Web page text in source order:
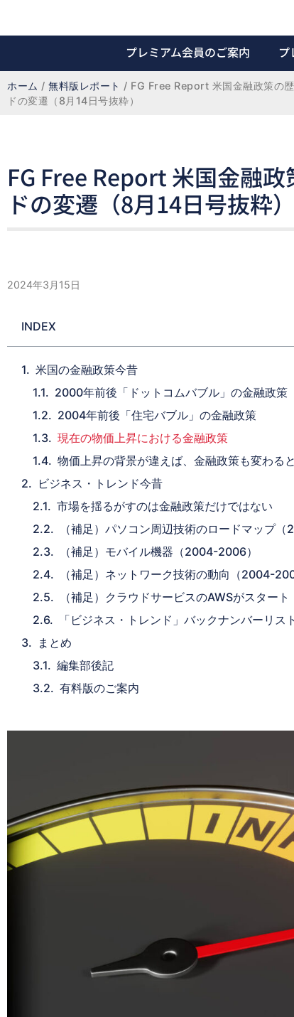
プレミアム会員のご案内 プ
ホーム / 無料版レポート / FG Free Report 米国金融政策の
ドの変遷（8月14日号抜粋）
FG Free Report 米国金融
ドの変遷（8月14日号抜粋）
2024年3月15日
INDEX
米国の金融政策今昔
2000年前後「ドットコムバブル」の金融政策
2004年前後「住宅バブル」の金融政策
現在の物価上昇における金融政策
物価上昇の背景が違えば、金融政策も変わる
ビジネス・トレンド今昔
市場を揺るがすのは金融政策だけではない
（補足）パソコン周辺技術のロードマップ（
（補足）モバイル機器（2004-2006）
（補足）ネットワーク技術の動向（2004-
（補足）クラウドサービスのAWSがスタート
「ビジネス・トレンド」バックナンバーリスト
まとめ
編集部後記
有料版のご案内